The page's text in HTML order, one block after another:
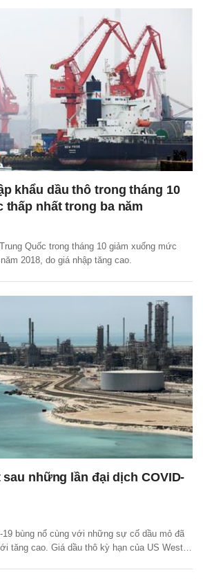
khẩu dầu thô trong tháng 10
thấp nhất trong ba năm
Quốc trong tháng 10 giảm xuống mức
2018, do giá nhập tăng cao.
những lần đại dịch COVID-
19 bùng nổ cùng với những sự cố dầu mỏ đã
tăng cao. Giá dầu thô kỳ hạn của US West